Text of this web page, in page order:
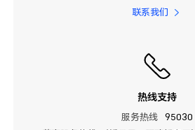
联系我们
热线支持
服务热线
95030